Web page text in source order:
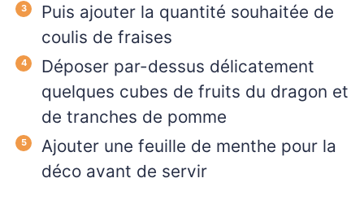
Puis ajouter la quantité souhaitée de
coulis de fraises
Déposer par-dessus délicatement
quelques cubes de fruits du dragon et
de tranches de pomme
Ajouter une feuille de menthe pour la
déco avant de servir